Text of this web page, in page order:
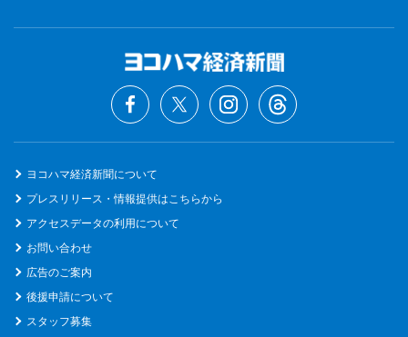
ヨコハマ経済新聞について
プレスリリース・情報提供はこちらから
アクセスデータの利用について
お問い合わせ
広告のご案内
後援申請について
スタッフ募集